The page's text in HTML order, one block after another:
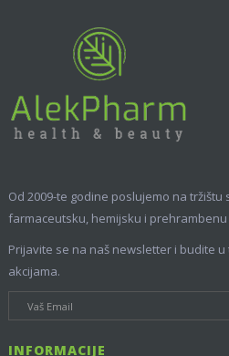
Od 2009-te godine poslujemo na
farmaceutsku, hemijsku i
Prijavite se na naš newsletter i budite
akcijama.
INFORMACIJE